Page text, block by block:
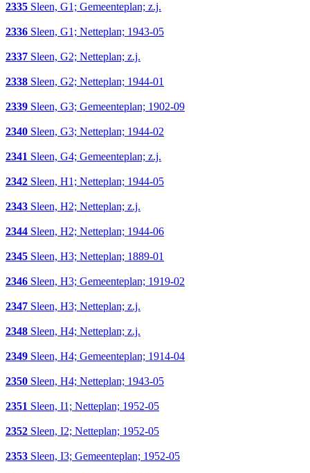
2335 Sleen, G1; Gemeenteplan; z.j.
2336 Sleen, G1; Netteplan; 1943-05
2337 Sleen, G2; Netteplan; z.j.
2338 Sleen, G2; Netteplan; 1944-01
2339 Sleen, G3; Gemeenteplan; 1902-09
2340 Sleen, G3; Netteplan; 1944-02
2341 Sleen, G4; Gemeenteplan; z.j.
2342 Sleen, H1; Netteplan; 1944-05
2343 Sleen, H2; Netteplan; z.j.
2344 Sleen, H2; Netteplan; 1944-06
2345 Sleen, H3; Netteplan; 1889-01
2346 Sleen, H3; Gemeenteplan; 1919-02
2347 Sleen, H3; Netteplan; z.j.
2348 Sleen, H4; Netteplan; z.j.
2349 Sleen, H4; Gemeenteplan; 1914-04
2350 Sleen, H4; Netteplan; 1943-05
2351 Sleen, I1; Netteplan; 1952-05
2352 Sleen, I2; Netteplan; 1952-05
2353 Sleen, I3; Gemeenteplan; 1952-05